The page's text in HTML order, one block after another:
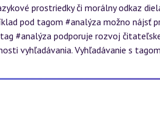
prostriedky či morálny odkaz
pod tagom #analýza možno nájsť
#analýza podporuje rozvoj
vyhľadávania. Vyhľadávanie s